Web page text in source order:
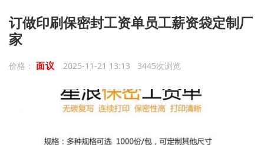
订做印刷保密封工资单员工薪资袋定制厂
家
价格： 面议 2025-11-21 13:13 3445次浏览